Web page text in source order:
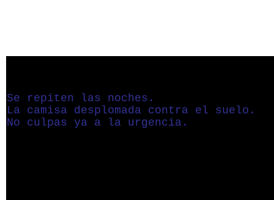
Se repiten las noches.
La camisa desplomada contra el suelo.
No culpas ya a la urgencia.